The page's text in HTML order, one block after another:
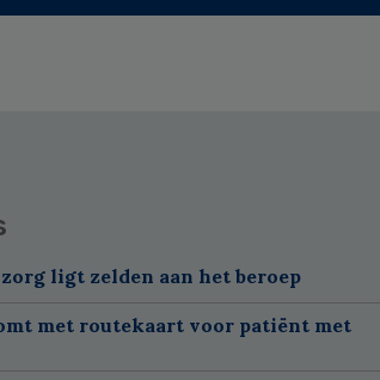
ligt zelden aan het beroep
met routekaart voor patiënt met